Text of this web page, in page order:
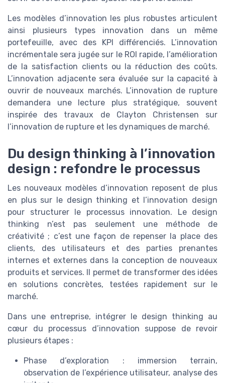
Les modèles d’innovation les plus robustes articulent
ainsi plusieurs types innovation dans un même
portefeuille, avec des KPI différenciés. L’innovation
incrémentale sera jugée sur le ROI rapide, l’amélioration
de la satisfaction clients ou la réduction des coûts.
L’innovation adjacente sera évaluée sur la capacité à
ouvrir de nouveaux marchés. L’innovation de rupture
demandera une lecture plus stratégique, souvent
inspirée des travaux de Clayton Christensen sur
l’innovation de rupture et les dynamiques de marché.
Du design thinking à l’innovation
design : refondre le processus
Les nouveaux modèles d’innovation reposent de plus
en plus sur le design thinking et l’innovation design
pour structurer le processus innovation. Le design
thinking n’est pas seulement une méthode de
créativité ; c’est une façon de repenser la place des
clients, des utilisateurs et des parties prenantes
internes et externes dans la conception de nouveaux
produits et services. Il permet de transformer des idées
en solutions concrètes, testées rapidement sur le
marché.
Dans une entreprise, intégrer le design thinking au
cœur du processus d’innovation suppose de revoir
plusieurs étapes :
Phase d’exploration : immersion terrain,
observation de l’expérience utilisateur, analyse des